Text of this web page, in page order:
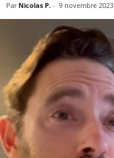
Par Nicolas P. - 9 novembre 2023